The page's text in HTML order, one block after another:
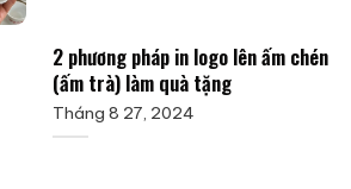
2 phương pháp in logo lên ấm chén
(ấm trà) làm quà tặng
Tháng 8 27, 2024